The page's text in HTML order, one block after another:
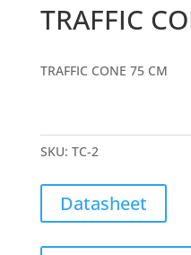
TRAFFIC
TRAFFIC CONE 75 CM
SKU: TC-2
Datasheet